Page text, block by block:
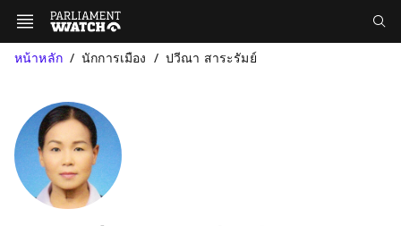
หน้าหลัก นักการเมือง ปวีณา สาระรัมย์